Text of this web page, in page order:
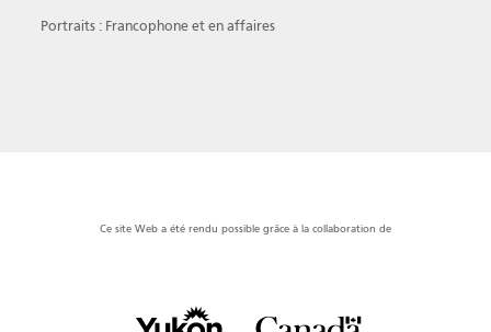
Portraits : Francophone et en affaires
Ce site Web a été rendu possible grâce à la collaboration de